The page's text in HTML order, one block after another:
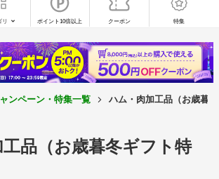
リ ポイント10倍以上 クーポン 特集
ンペーン・特集一覧 ハム・肉加工品（お歳暮
品（お歳暮冬ギフト特